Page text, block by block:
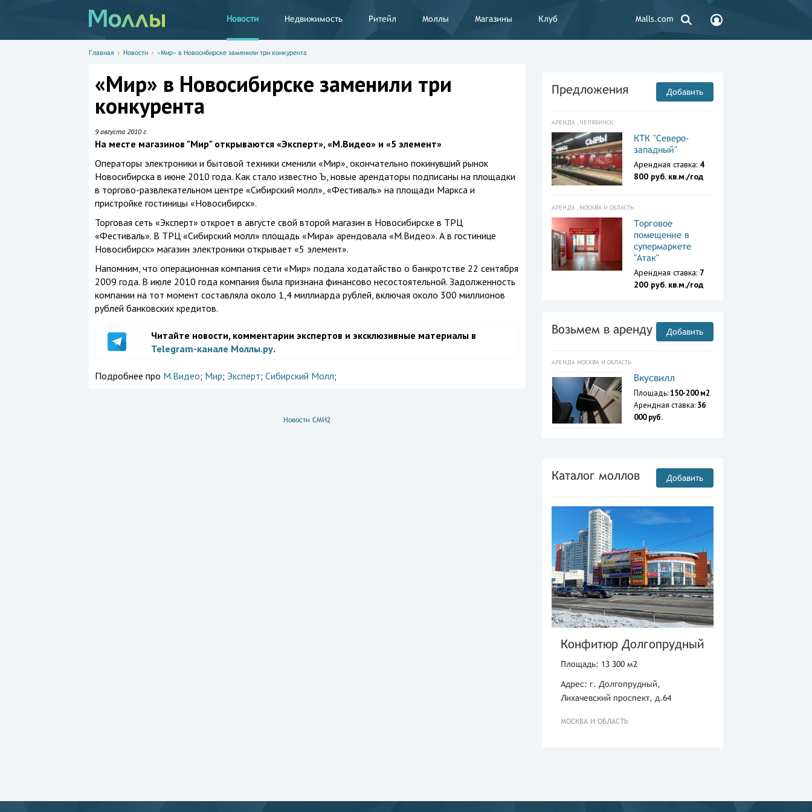
Новости Недвижимость Ритейл Моллы Магазины Клуб Malls.com
Главная Новости «Мир» в Новосибирске заменили три конкурента
«Мир» в Новосибирске заменили три
конкурента
9 августа 2010 г.
На месте магазинов "Мир" открываются «Эксперт», «М.Видео» и «5 элемент»
Операторы электроники и бытовой техники сменили «Мир», окончательно покинувший рынок
Новосибирска в июне 2010 года. Как стало известно Ъ, новые арендаторы подписаны на площадки
в торгово-развлекательном центре «Сибирский молл», «Фестиваль» на площади Маркса и
пристройке гостиницы «Новосибирск».
Торговая сеть «Эксперт» откроет в августе свой второй магазин в Новосибирске в ТРЦ
«Фестиваль». В ТРЦ «Сибирский молл» площадь «Мира» арендовала «М.Видео». А в гостинице
Новосибирск» магазин электроники открывает «5 элемент».
Напомним, что операционная компания сети «Мир» подала ходатайство о банкротстве 22 сентября
2009 года. В июле 2010 года компания была признана финансово несостоятельной. Задолженность
компании на тот момент составляла около 1,4 миллиарда рублей, включая около 300 миллионов
рублей банковских кредитов.
Читайте новости, комментарии экспертов и эксклюзивные материалы в
Telegram-канале Моллы.ру.
Подробнее про М.Видео; Мир; Эксперт; Сибирский Молл;
Новости СМИ2
Предложения Добавить
АРЕНДА , ЧЕЛЯБИНСК
КТК "Северо-
западный"
Арендная ставка: 4
800 руб. кв.м./год
АРЕНДА , МОСКВА И ОБЛАСТЬ
Торговое
помещение в
супермаркете
"Атак"
Арендная ставка: 7
200 руб. кв.м./год
Возьмем в аренду Добавить
АРЕНДА МОСКВА И ОБЛАСТЬ
Вкусвилл
Площадь:150-200 м2
Арендная ставка: 36
000 руб.
Каталог моллов Добавить
Конфитюр Долгопрудный
Площадь: 13 300 м2
Адрес: г. Долгопрудный,
Лихачевский проспект, д.64
МОСКВА И ОБЛАСТЬ